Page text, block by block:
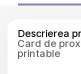
Descrierea
Card de
printable